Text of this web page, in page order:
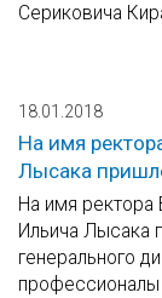
Сериковича
18.01.2018
На имя
Лысака
На имя ректора
Ильича Лысака
генерального